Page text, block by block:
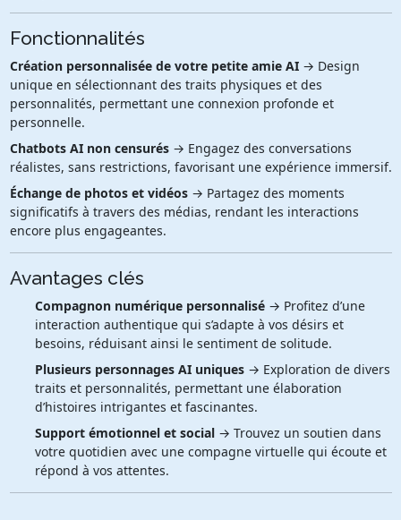
Fonctionnalités
Création personnalisée de votre petite amie AI→ Design
unique en sélectionnant des traits physiques et des
personnalités, permettant une connexion profonde et
personnelle.
Chatbots AI non censurés→ Engagez des conversations
réalistes, sans restrictions, favorisant une expérience immersif.
Échange de photos et vidéos→ Partagez des moments
significatifs à travers des médias, rendant les interactions
encore plus engageantes.
Avantages clés
Compagnon numérique personnalisé→ Profitez d’une
interaction authentique qui s’adapte à vos désirs et
besoins, réduisant ainsi le sentiment de solitude.
Plusieurs personnages AI uniques→ Exploration de divers
traits et personnalités, permettant une élaboration
d’histoires intrigantes et fascinantes.
Support émotionnel et social→ Trouvez un soutien dans
votre quotidien avec une compagne virtuelle qui écoute et
répond à vos attentes.